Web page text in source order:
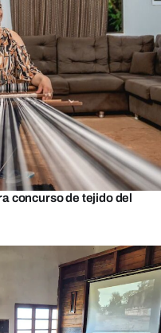
concurso de tejido del